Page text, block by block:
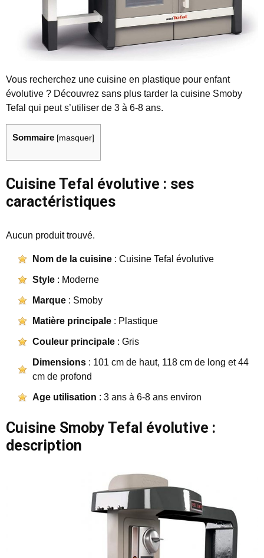
Vous recherchez une cuisine en plastique pour enfant
évolutive ? Découvrez sans plus tarder la cuisine Smoby
Tefal qui peut s’utiliser de 3 à 6-8 ans.
Sommaire [masquer]
Cuisine Tefal évolutive : ses
caractéristiques
Aucun produit trouvé.
Nom de la cuisine : Cuisine Tefal évolutive
Style : Moderne
Marque : Smoby
Matière principale : Plastique
Couleur principale : Gris
Dimensions : 101 cm de haut, 118 cm de long et 44
cm de profond
Age utilisation : 3 ans à 6-8 ans environ
Cuisine Smoby Tefal évolutive :
description